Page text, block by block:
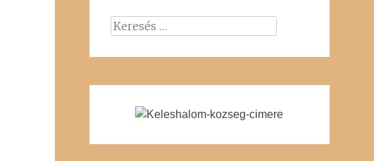
Keresés: